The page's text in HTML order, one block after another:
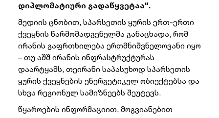
დიპლომატიური გადაწყვეტაა“.
მედიის ცნობით, სპარსეთის ყურის ერთ-ერთი
ქვეყნის წარმომადგენელმა განაცხადა, რომ
ირანის გაფრთხილება ერთმნიშვნელოვანი იყო
– თუ აშშ ირანის ინფრასტრუქტურას
დაარტყამს, თეირანი საპასუხოდ სპარსეთის
ყურის ქვეყნების ენერგეტიკულ ობიექტებსა და
სხვა რეგიონულ სამიზნეებს შეუტევს.
წყაროების ინფორმაციით, მოგვიანებით